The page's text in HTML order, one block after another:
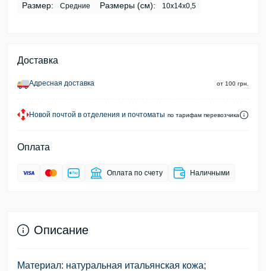
Размер: Средние Размеры (см): 10х14х0,5
Доставка
Адресная доставка от 100 грн.
Новой почтой в отделения и почтоматы по тарифам перевозчика
Оплата
Оплата по счету Наличными
Описание
Материал: натуральная итальянская кожа;